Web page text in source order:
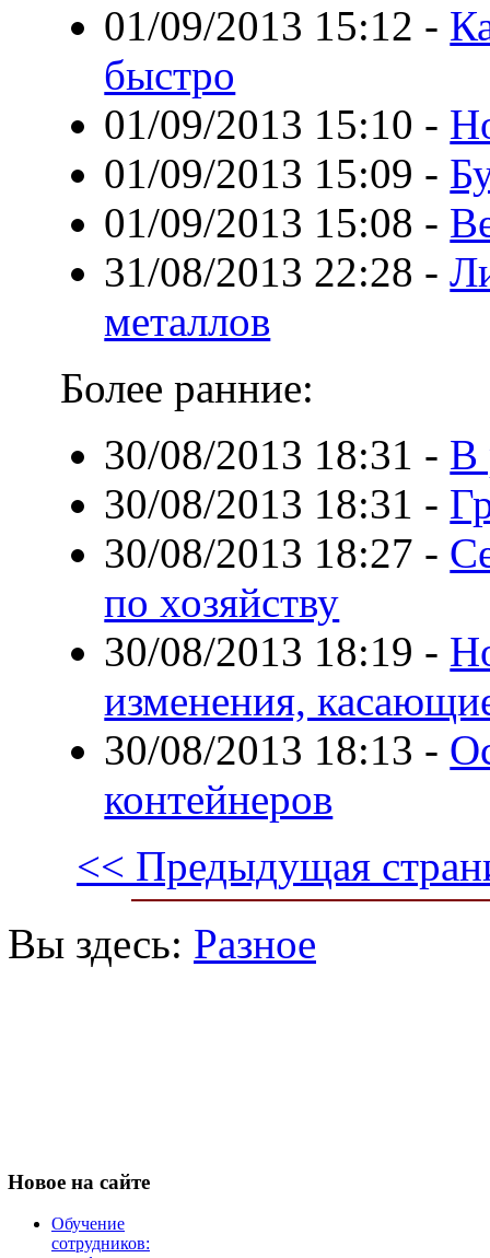
01/09/2013 15:12 -
быстро
01/09/2013 15:10 -
01/09/2013 15:09 -
01/09/2013 15:08 -
31/08/2013 22:28 -
металлов
Более ранние:
30/08/2013 18:31 - В
30/08/2013 18:31 -
30/08/2013 18:27 -
по хозяйству
30/08/2013 18:19 -
изменения,
30/08/2013 18:13 -
контейнеров
<< Предыдущая
Вы здесь: Разное
Новое на сайте
Обучение
сотрудников: